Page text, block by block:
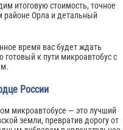
итоговую стоимость, точное
районе Орла и детальный
время вас будет ждать
к пути микроавтобус с
России
микроавтобусе — это лучший
земли, превратив дорогу от